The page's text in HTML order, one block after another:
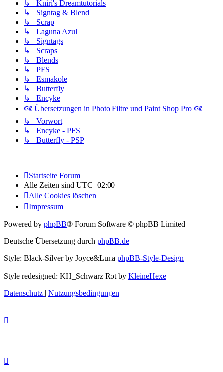
↳ Kniri's Dreamtutorials
↳ Signtag & Blend
↳ Scrap
↳ Laguna Azul
↳ Signtags
↳ Scraps
↳ Blends
↳ PFS
↳ Esmakole
↳ Butterfly
↳ Encyke
🙧 Übersetzungen in Photo Filtre und Paint Shop Pro 🙧
↳ Vorwort
↳ Encyke - PFS
↳ Butterfly - PSP
Startseite Forum
Alle Zeiten sind UTC+02:00
Alle Cookies löschen
Impressum
Powered by phpBB® Forum Software © phpBB Limited
Deutsche Übersetzung durch phpBB.de
Style: Black-Silver by Joyce&Luna phpBB-Style-Design
Style redesigned: KH_Schwarz Rot by KleineHexe
Datenschutz | Nutzungsbedingungen